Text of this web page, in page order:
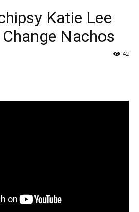
Katie Lee
Nachos
42